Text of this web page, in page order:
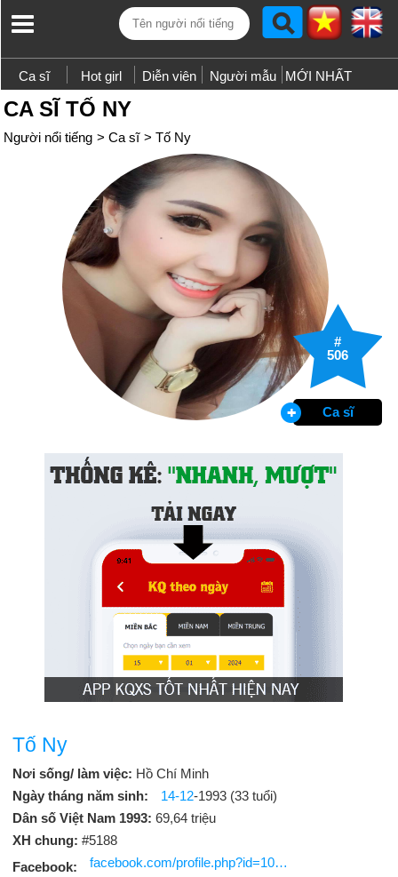
Ca sĩ Hot girl Diễn viên Người mẫu MỚI NHẤT
CA SĨ TỐ NY
Người nổi tiếng > Ca sĩ > Tố Ny
#
506
Ca sĩ
Tố Ny
Nơi sống/ làm việc: Hồ Chí Minh
Ngày tháng năm sinh:
14-12-1993 (33 tuổi)
Dân số Việt Nam 1993: 69,64 triệu
XH chung: #5188
Facebook:
facebook.com/profile.php?id=100002164478955